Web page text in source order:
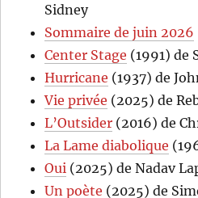
Sidney
Sommaire de juin 2026
Center Stage (1991) de
Hurricane (1937) de
Vie privée (2025) de
L’Outsider (2016) de
La Lame diabolique
Oui (2025) de Nadav
Un poète (2025) de